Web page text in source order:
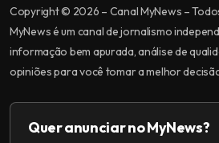
Copyright © 2026 – Canal MyNews –
MyNews é um canal de jornalismo
informação bem apurada, análise de
opiniões para você tomar a melhor
Quer anunciar no MyNews?